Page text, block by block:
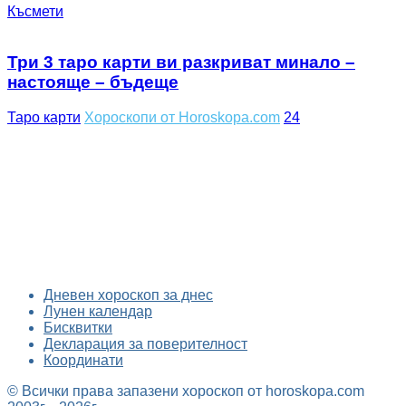
Късмети
Три 3 таро карти ви разкриват минало –
настояще – бъдеще
Таро карти Хороскопи от Horoskopa.com 24
Дневен хороскоп за днес
Лунен календар
Бисквитки
Декларация за поверителност
Координати
© Всички права запазени хороскоп от horoskopa.com